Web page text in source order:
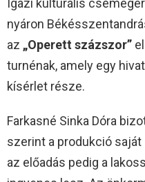
Igazi kulturális
nyáron
az „Operett százszor”
turnénak, amely egy
kísérlet része.
Farkasné Sinka Dóra
szerint a produkció
az előadás pedig a